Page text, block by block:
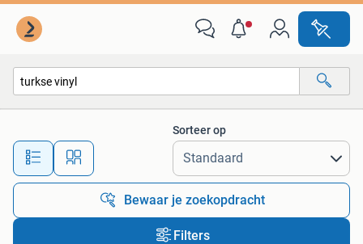
Alle afstanden…
Sorteer op
Bewaar je zoekopdracht
Filters